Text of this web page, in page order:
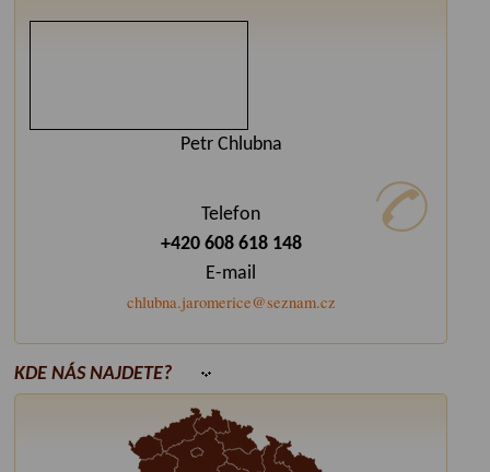
Petr Chlubna
Telefon
+420 608 618 148
E-mail
chlubna.jaromerice@seznam.cz
KDE NÁS NAJDETE?